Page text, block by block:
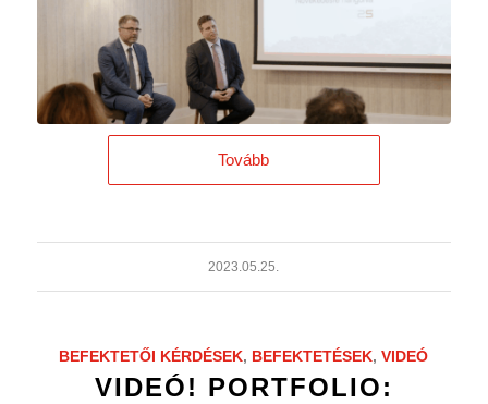
Tovább
2023.05.25.
BEFEKTETŐI KÉRDÉSEK, BEFEKTETÉSEK,VIDEÓ
VIDEÓ! PORTFOLIO: